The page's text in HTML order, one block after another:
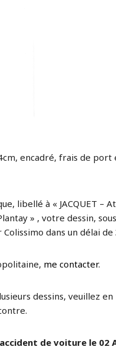
encadré, frais de port
libellé à « JACQUET –
» , votre dessin,
dans un délai de
me contacter.
dessins, veuillez
de voiture le 02